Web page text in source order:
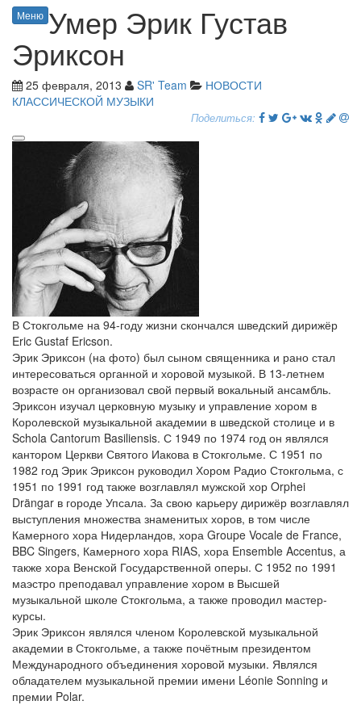
Меню Умер Эрик Густав
Эриксон
25 февраля, 2013 SR' Team
НОВОСТИ
КЛАССИЧЕСКОЙ МУЗЫКИ
Поделиться:
В Стокгольме на 94-году жизни скончался шведский дирижёр
Eric Gustaf Ericson.
Эрик Эриксон (на фото) был сыном священника и рано стал
интересоваться органной и хоровой музыкой. В 13-летнем
возрасте он организовал свой первый вокальный ансамбль.
Эриксон изучал церковную музыку и управление хором в
Королевской музыкальной академии в шведской столице и в
Schola Cantorum Basiliensis. С 1949 по 1974 год он являлся
кантором Церкви Святого Иакова в Стокгольме. С 1951 по
1982 год Эрик Эриксон руководил Хором Радио Стокгольма, с
1951 по 1991 год также возглавлял мужской хор Orphei
Drängar в городе Упсала. За свою карьеру дирижёр возглавлял
выступления множества знаменитых хоров, в том числе
Камерного хора Нидерландов, хора Groupe Vocale de France,
BBC Singers, Камерного хора RIAS, хора Ensemble Accentus, а
также хора Венской Государственной оперы. С 1952 по 1991
маэстро преподавал управление хором в Высшей
музыкальной школе Стокгольма, а также проводил мастер-
курсы.
Эрик Эриксон являлся членом Королевской музыкальной
академии в Стокгольме, а также почётным президентом
Международного объединения хоровой музыки. Являлся
обладателем музыкальной премии имени Léonie Sonning и
премии Polar.